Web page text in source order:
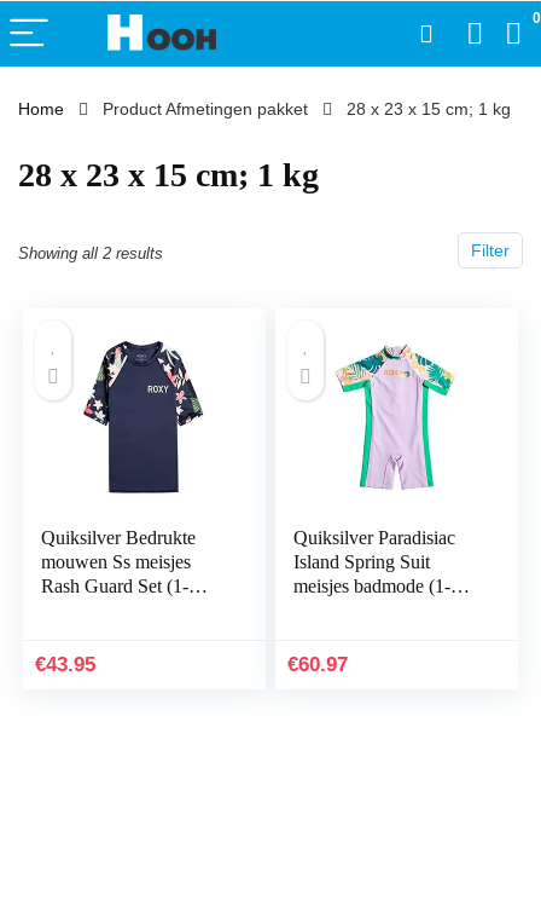
0
Home Product Afmetingen pakket ‎28 x 23 x 15 cm; 1 kg
‎28 x 23 x 15 cm; 1 kg
Filter
Showing all 2 results
Quiksilver Bedrukte
mouwen Ss meisjes
Rash Guard Set (1-
€43.95
Quiksilver Paradisiac
Island Spring Suit
meisjes badmode (1-
€60.97